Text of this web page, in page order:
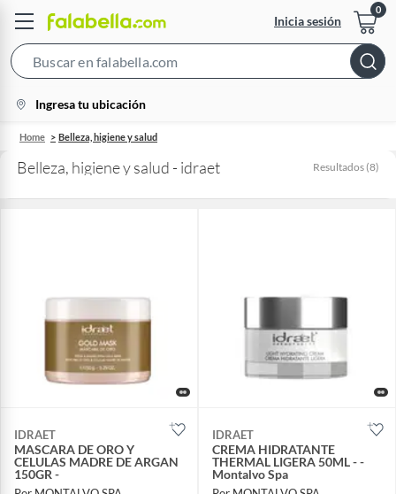
Inicia sesión
Bar
location-
icon
Ingresa tu ubicación
Home Belleza, higiene y salud
Belleza, higiene y salud - idraet Resultados (8)
IDRAET
MASCARA DE ORO Y
CELULAS MADRE DE ARGAN
150GR -
IDRAET
CREMA HIDRATANTE
THERMAL LIGERA 50ML - -
Montalvo Spa